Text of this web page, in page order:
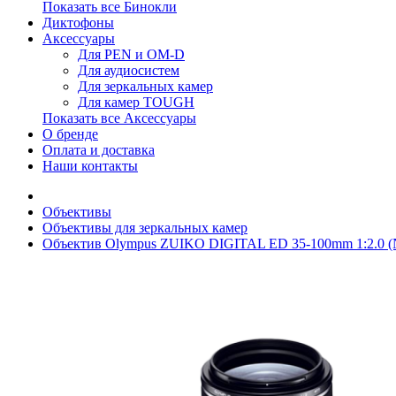
Показать все Бинокли
Диктофоны
Аксессуары
Для PEN и OM-D
Для аудиосистем
Для зеркальных камер
Для камер TOUGH
Показать все Аксессуары
О бренде
Оплата и доставка
Наши контакты
Объективы
Объективы для зеркальных камер
Объектив Olympus ZUIKO DIGITAL ED 35-100mm 1:2.0